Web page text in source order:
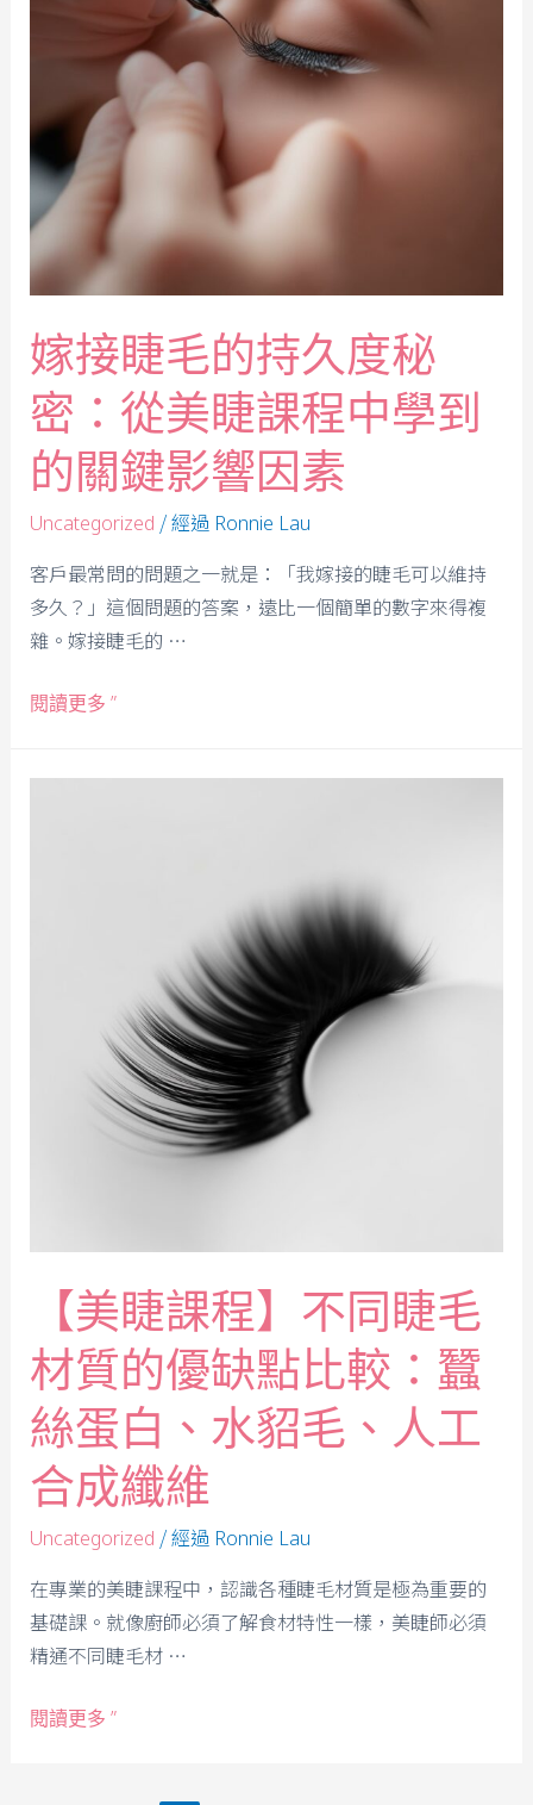
嫁接睫毛的持久度秘
密：從美睫課程中學到
的關鍵影響因素
Uncategorized / 經過 Ronnie Lau
客戶最常問的問題之一就是：「我嫁接的睫毛可以維持
多久？」這個問題的答案，遠比一個簡單的數字來得複
雜。嫁接睫毛的 …
閱讀更多 ”
【美睫課程】不同睫毛
材質的優缺點比較：蠶
絲蛋白、水貂毛、人工
合成纖維
Uncategorized / 經過 Ronnie Lau
在專業的美睫課程中，認識各種睫毛材質是極為重要的
基礎課。就像廚師必須了解食材特性一樣，美睫師必須
精通不同睫毛材 …
閱讀更多 ”